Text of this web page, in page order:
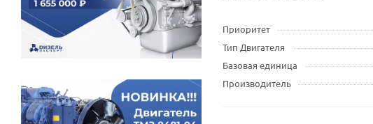
Приоритет
Тип Двигателя
Базовая единица
Производитель